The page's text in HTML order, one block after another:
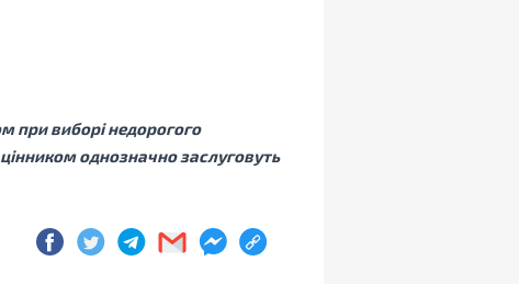
при виборі недорогого
однозначно заслуговуть